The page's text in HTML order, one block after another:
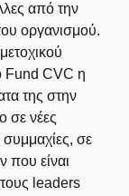
από την
οργανισμού.
Fund CVC η
της στην
σε νέες
συμμαχίες, σε
που είναι
leaders